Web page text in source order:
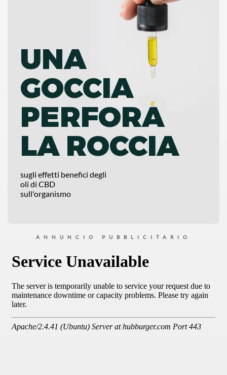
UNA
GOCCIA
PERFORA
LA ROCCIA
sugli effetti benefici degli
oli di CBD
sull'organismo
ANNUNCIO PUBBLICITARIO